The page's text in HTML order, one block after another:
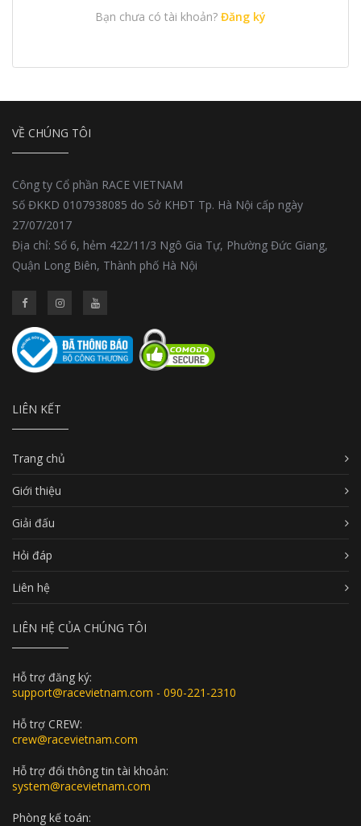
Bạn chưa có tài khoản? Đăng ký
VỀ CHÚNG TÔI
Công ty Cổ phần RACE VIETNAM
Số ĐKKD 0107938085 do Sở KHĐT Tp. Hà Nội cấp ngày
27/07/2017
Địa chỉ: Số 6, hẻm 422/11/3 Ngô Gia Tự, Phường Đức Giang,
Quận Long Biên, Thành phố Hà Nội
LIÊN KẾT
Trang chủ
Giới thiệu
Giải đấu
Hỏi đáp
Liên hệ
LIÊN HỆ CỦA CHÚNG TÔI
Hỗ trợ đăng ký:
support@racevietnam.com - 090-221-2310
Hỗ trợ CREW:
crew@racevietnam.com
Hỗ trợ đổi thông tin tài khoản:
system@racevietnam.com
Phòng kế toán: